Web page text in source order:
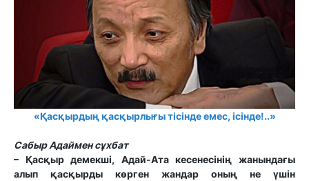
«Қасқырдың қасқырлығы тісінде емес, ісінде!..»
Сабыр Адаймен сұхбат
– Қасқыр демекші, Адай-Ата кесенесінің жанындағы
алып қасқырды көрген жандар оның не үшін